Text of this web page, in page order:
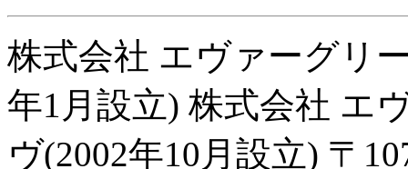
株式会社 エヴァーグリ
年1月設立) 株式会社 エ
ヴ(2002年10月設立) 〒